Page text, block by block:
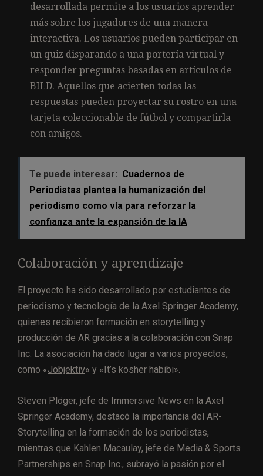
desarrollada permite a los usuarios aprender
más sobre los jugadores de una manera
interactiva. Los usuarios pueden participar en
un quiz disparando a una portería virtual y
responder preguntas basadas en artículos de
BILD. Aquellos que acierten todas las
respuestas pueden proyectar su rostro en una
tarjeta coleccionable de fútbol y compartirla
con amigos.
Te puede interesar: Cuadernos de
Periodistas plantea la humanización del
periodismo como vía para reforzar la
confianza ante la expansión de la IA
Colaboración y aprendizaje
El proyecto ha sido desarrollado por estudiantes de
periodismo y tecnología de la Axel Springer Academy,
quienes recibieron formación en storytelling y
producción de AR gracias a la colaboración con Snap
Inc. La asociación ha dado lugar a varios proyectos,
como «Jobjektiv» y «It’s kosher habibi».
Steven Plöger, jefe de Immersive News en la Axel
Springer Academy, destacó la importancia del AR-
Storytelling en la formación de los periodistas,
mientras que Kahlen Macaulay, jefe de Media & Sports
Partnerships en Snap Inc., subrayó la pasión por el